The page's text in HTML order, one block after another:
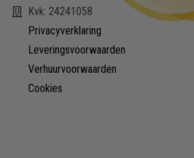
Kvk: 24241058
Privacyverklaring
Leveringsvoorwaarden
Verhuurvoorwaarden
Cookies